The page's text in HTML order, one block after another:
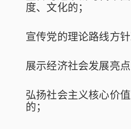
度、文化的；
宣传党的理论路线方
展示经济社会发展亮
弘扬社会主义核心价
的；